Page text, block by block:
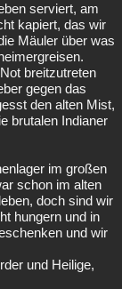
serviert, am
kapiert, das wir
Mäuler über was
breitzutreten
gegen das
den alten Mist,
brutalen Indianer
im großen
schon im alten
doch sind wir
hungern und in
und wir
und Heilige,